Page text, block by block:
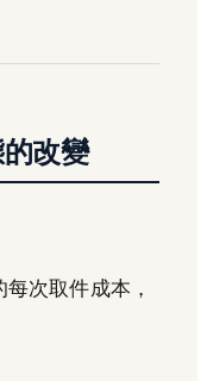
改變
次取件成本，